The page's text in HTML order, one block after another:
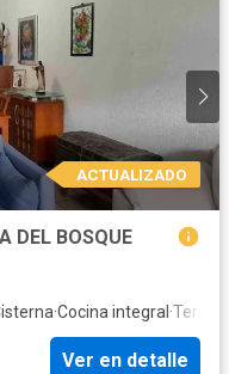
ACTUALIZADO
DEL BOSQUE
·Cocina integral ·
Ver en detalle